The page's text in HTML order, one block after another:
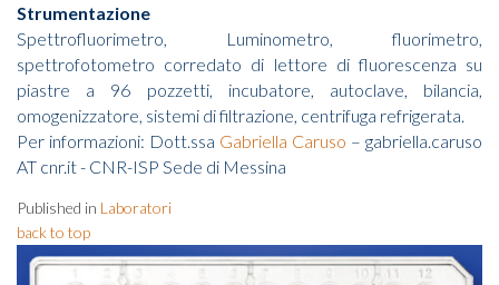
Strumentazione
Spettrofluorimetro, Luminometro, fluorimetro,
spettrofotometro corredato di lettore di fluorescenza su
piastre a 96 pozzetti, incubatore, autoclave, bilancia,
omogenizzatore, sistemi di filtrazione, centrifuga refrigerata.
Per informazioni: Dott.ssa Gabriella Caruso – gabriella.caruso
AT cnr.it - CNR-ISP Sede di Messina
Published in Laboratori
back to top